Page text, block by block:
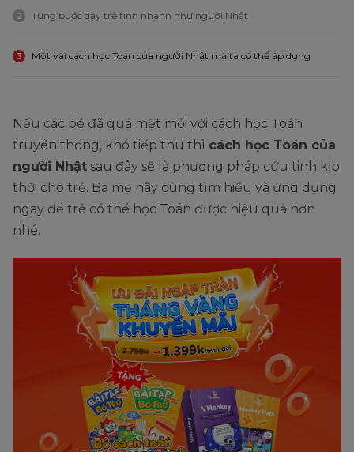
2 Từng bước dạy trẻ tính nhanh như người Nhật
3 Một vài cách học Toán của người Nhật mà ta có thể áp dụng
Nếu các bé đã quá mệt mỏi với cách học Toán
truyền thống, khó tiếp thu thì cách học Toán của
người Nhật sau đây sẽ là phương pháp cứu tinh kịp
thời cho trẻ. Ba mẹ hãy cùng tìm hiểu và ứng dụng
ngay để trẻ có thể học Toán được hiệu quả hơn
nhé.